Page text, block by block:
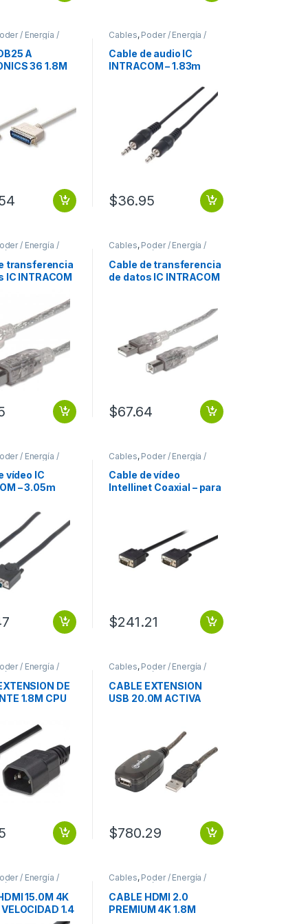
/ Energía /
A
36 1.8M
Cables, Poder / Energía /
Alimentación
Cable de audio IC
INTRACOM – 1.83m
Dispositivo de audio –
Extremo prinicpal: 1 x
Minifono Macho Audio
estéreo – Extremo
Secundario: 1 x
Minifono Macho Audio
estéreo – 28 AWG –
$36.95
/ Energía /
transferencia
IC INTRACOM
prinicpal: 1 x
USB –
Secundario: 1
Macho USB –
s –
– 28 AWG –
Cables, Poder / Energía /
Alimentación
Cable de transferencia
de datos IC INTRACOM
Extremo prinicpal: 1 x
Tipo A Macho USB –
Extremo Secundario: 1
x Tipo B Macho USB –
480Mbit/s –
Apantallado – 28 AWG –
$67.64
/ Energía /
vídeo IC
– 3.05m
de Vídeo –
prinicpal: 1 x
VGA –
Secundario: 1
Hembra VGA –
– Níquel
chapado – 28
Cables, Poder / Energía /
Cable de vídeo
Intellinet Coaxial – para
Macho VGA – Extremo
Secundario: 1 x HD-15
Macho VGA –
$241.21
/ Energía /
DE
1.8M CPU
MONITOR
Cables, Poder / Energía /
Alimentación
CABLE EXTENSION
USB 20.0M ACTIVA
$780.29
/ Energía /
15.0M 4K
1.4
Cables, Poder / Energía /
Alimentación
CABLE HDMI 2.0
PREMIUM 4K 1.8M